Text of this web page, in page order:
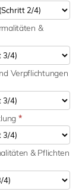
&
Verpflichtungen
*
& Pflichten